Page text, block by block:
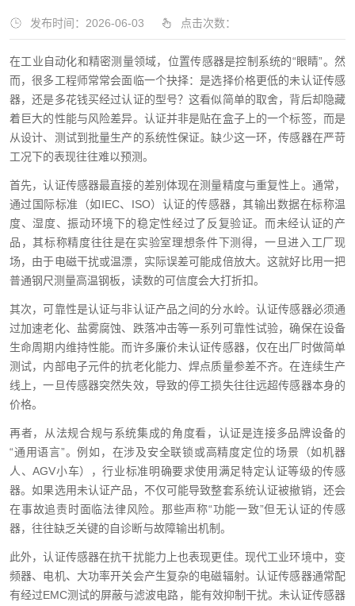
发布时间：2026-06-03 点击次数：
在工业自动化和精密测量领域，位置传感器是控制系统的“眼睛”。然
而，很多工程师常常会面临一个抉择：是选择价格更低的未认证传感
器，还是多花钱买经过认证的型号？这看似简单的取舍，背后却隐藏
着巨大的性能与风险差异。认证并非是贴在盒子上的一个标签，而是
从设计、测试到批量生产的系统性保证。缺少这一环，传感器在严苛
工况下的表现往往难以预测。
首先，认证传感器最直接的差别体现在测量精度与重复性上。通常，
通过国际标准（如IEC、ISO）认证的传感器，其输出数据在标称温
度、湿度、振动环境下的稳定性经过了反复验证。而未经认证的产
品，其标称精度往往是在实验室理想条件下测得，一旦进入工厂现
场，由于电磁干扰或温漂，实际误差可能成倍放大。这就好比用一把
普通钢尺测量高温钢板，读数的可信度会大打折扣。
其次，可靠性是认证与非认证产品之间的分水岭。认证传感器必须通
过加速老化、盐雾腐蚀、跌落冲击等一系列可靠性试验，确保在设备
生命周期内维持性能。而许多廉价未认证传感器，仅在出厂时做简单
测试，内部电子元件的抗老化能力、焊点质量参差不齐。在连续生产
线上，一旦传感器突然失效，导致的停工损失往往远超传感器本身的
价格。
再者，从法规合规与系统集成的角度看，认证是连接多品牌设备的
“通用语言”。例如，在涉及安全联锁或高精度定位的场景（如机器
人、AGV小车），行业标准明确要求使用满足特定认证等级的传感
器。如果选用未认证产品，不仅可能导致整套系统认证被撤销，还会
在事故追责时面临法律风险。那些声称“功能一致”但无认证的传感
器，往往缺乏关键的自诊断与故障输出机制。
此外，认证传感器在抗干扰能力上也表现更佳。现代工业环境中，变
频器、电机、大功率开关会产生复杂的电磁辐射。认证传感器通常配
有经过EMC测试的屏蔽与滤波电路，能有效抑制干扰。未认证传感器